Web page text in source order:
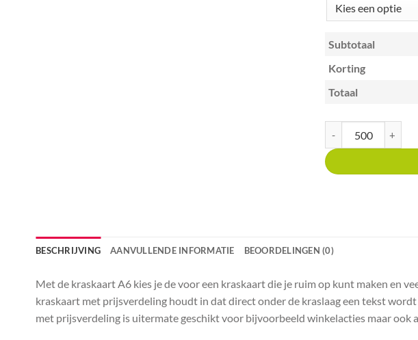
Subtotaal
Korting
Totaal
BESCHRIJVING AANVULLENDE INFORMATIE BEOORDELINGEN (0)
Met de kraskaart A6 kies je de voor een kraskaart die je ruim op kunt maken en
kraskaart met prijsverdeling houdt in dat direct onder de kraslaag een tekst
met prijsverdeling is uitermate geschikt voor bijvoorbeeld winkelacties maar ook